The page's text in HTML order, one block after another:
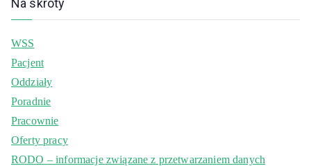
WSS
Pacjent
Oddziały
Poradnie
Pracownie
Oferty pracy
RODO – informacje związane z przetwarzaniem danych